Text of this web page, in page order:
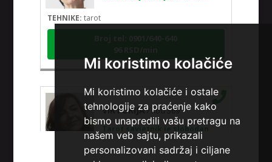
Mi koristimo kolačiće
Mi koristimo kolačiće i ostale
tehnologije za praćenje kako
bismo unapredili vašu pretragu na
našem veb sajtu, prikazali
personalizovani sadržaj i ciljane
VIKTORIJA/ Kod 369
Tarot savjetnik je slobodan
astrologija, numerologija, tarot,
radiestezija